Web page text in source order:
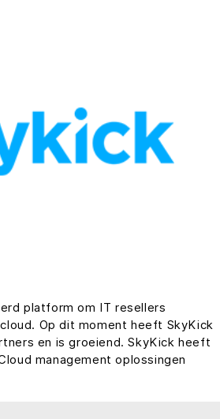
platform om IT resellers
Op dit moment heeft SkyKick
en is groeiend. SkyKick heeft
management oplossingen